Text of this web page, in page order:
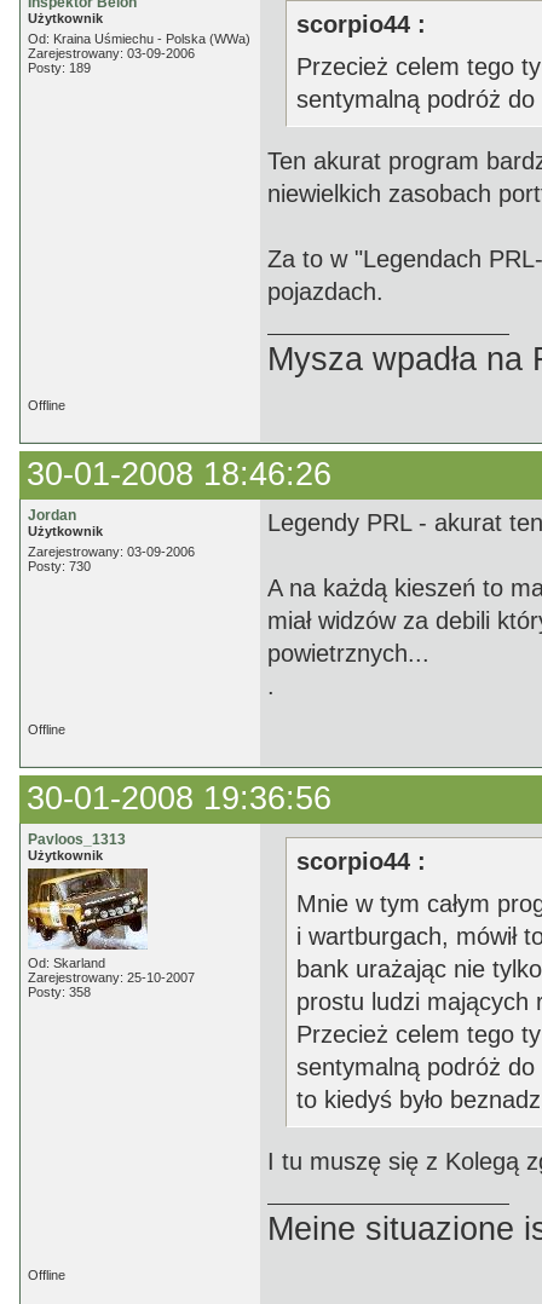
Użytkownik
Od: Kraina Uśmiechu - Polska (WWa)
Zarejestrowany: 03-09-2006
Posty: 189
scorpio44 :
Przecież celem tego
sentymalną podróż do
Ten akurat program
niewielkich zasobach
Za to w "Legendach
pojazdach.
Mysza wpadła na
Offline
30-01-2008 18:46:26
Jordan
Użytkownik
Zarejestrowany: 03-09-2006
Posty: 730
Legendy PRL - akurat
A na każdą kieszeń to
miał widzów za debili
powietrznych...
.
Offline
30-01-2008 19:36:56
Pavloos_1313
Użytkownik
Od: Skarland
Zarejestrowany: 25-10-2007
Posty: 358
scorpio44 :
Mnie w tym całym
i wartburgach, mówił
bank urażając nie
prostu ludzi mających
Przecież celem tego
sentymalną podróż do
to kiedyś było
I tu muszę się z Kolegą
Meine situazione
Offline